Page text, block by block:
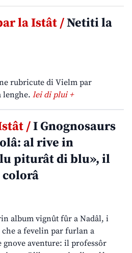
la Istât /Netiti la
rubricute di Vielm par
lenghe. lei di plui +
/I Gnognosaurs
al rive in
piturât di blu», il
album vignût fûr a Nadâl, i
a fevelin par furlan a
aventure: il professôr